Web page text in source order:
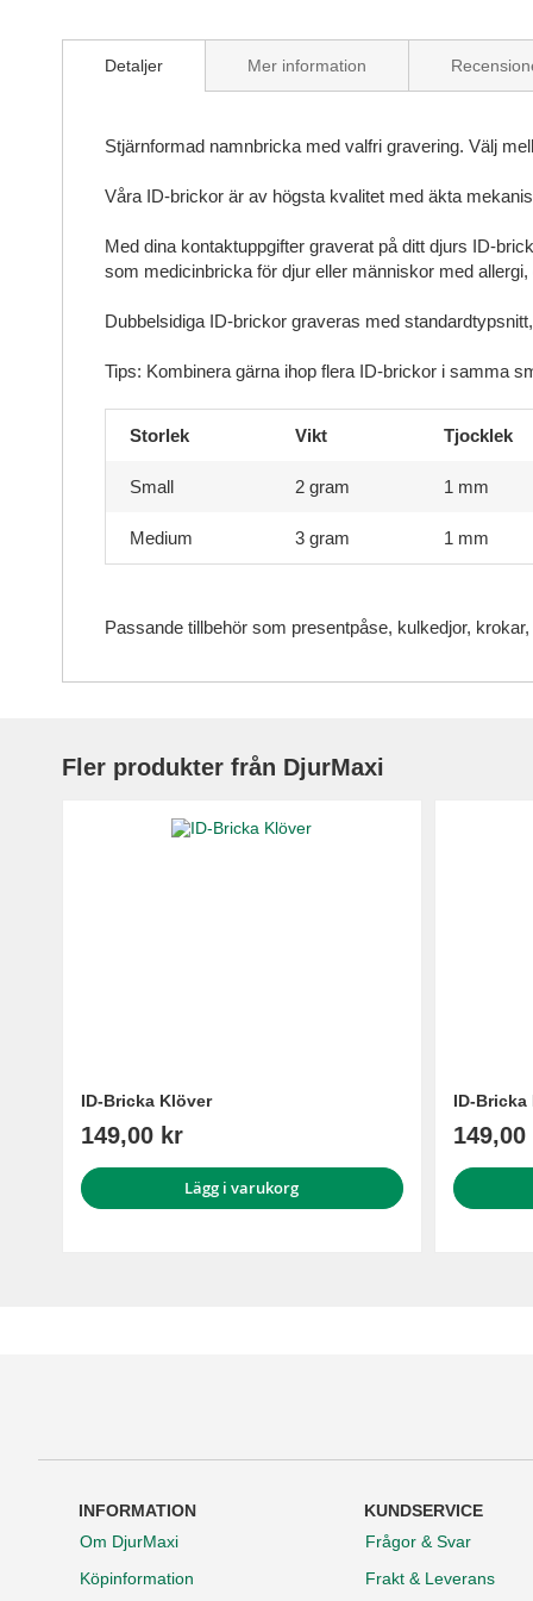
Detaljer
Stjärnformad namnbricka med valfri gravering. Välj
Våra ID-brickor är av högsta kvalitet med äkta
Med dina kontaktuppgifter graverat på ditt djurs ID-
som medicinbricka för djur eller människor med
Dubbelsidiga ID-brickor graveras med
Tips: Kombinera gärna ihop flera ID-brickor i samma
Storlek Vikt Tjocklek
Small 2 gram 1 mm
Medium 3 gram 1 mm
Passande tillbehör som presentpåse, kulkedjor,
Mer information
Fler produkter från DjurMaxi
ID-Bricka Klöver
149,00 kr
Lägg i varukorg
ID-Bricka
149,00
INFORMATION
Om DjurMaxi
Köpinformation
KUNDSERVICE
Frågor & Svar
Frakt & Leverans